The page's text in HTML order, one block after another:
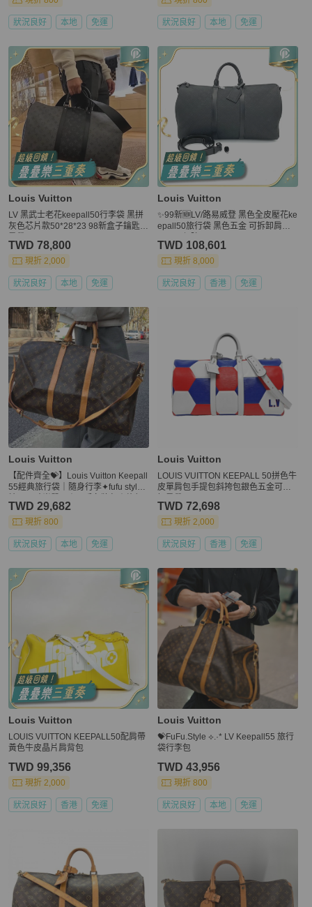
狀況良好 本地 免運 狀況良好 本地 免運
Louis Vuitton
LV 黑武士老花keepall50行李袋 黑拼
灰色芯片款50*28*23 98新盒子鑰匙鎖
TWD 78,800
現折 2,000
狀況良好 本地 免運
Louis Vuitton
✨99新🆕LV/路易威登 黑色全皮壓花ke
epall50旅行袋 黑色五金 可拆卸肩帶
TWD 108,601
現折 8,000
狀況良好 香港 免運
Louis Vuitton
【配件齊全💝】Louis Vuitton Keepall
55經典旅行袋｜隨身行李✦fufu style
袋.登機包.旅行包
TWD 29,682
現折 800
狀況良好 本地 免運
Louis Vuitton
LOUIS VUITTON KEEPALL 50拼色牛
皮單肩包手提包斜挎包銀色五金可拆
TWD 72,698
現折 2,000
狀況良好 香港 免運
Louis Vuitton
LOUIS VUITTON KEEPALL50配肩帶
黃色牛皮晶片肩背包
TWD 99,356
現折 2,000
狀況良好 香港 免運
Louis Vuitton
💝FuFu.Style ⟡.·* LV Keepall55 旅行
袋行李包
TWD 43,956
現折 800
狀況良好 本地 免運